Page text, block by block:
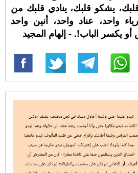
يشكو قلبك، ينادي قلبك من
واحد، عناد واحد، أنين واحد
يكسر الباب!. - إلهام المجيد